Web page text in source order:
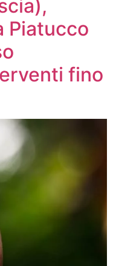
Piatucco
fino